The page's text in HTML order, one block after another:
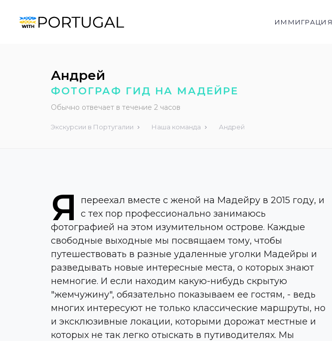
ИММИГРАЦИЯ
Андрей
ФОТОГРАФ ГИД НА МАДЕЙРЕ
Обычно отвечает в течение 2 часов
Экскурсии в Португалии Наша команда Андрей
Я
переехал вместе с женой на Мадейру в 2015 году, и
с тех пор профессионально занимаюсь
фотографией на этом изумительном острове. Каждые
свободные выходные мы посвящаем тому, чтобы
путешествовать в разные удаленные уголки Мадейры и
разведывать новые интересные места, о которых знают
немногие. И если находим какую-нибудь скрытую
"жемчужину", обязательно показываем ее гостям, - ведь
многих интересуют не только классические маршруты, но
и эксклюзивные локации, которыми дорожат местные и
которых не так легко отыскать в путиводителях. Мы